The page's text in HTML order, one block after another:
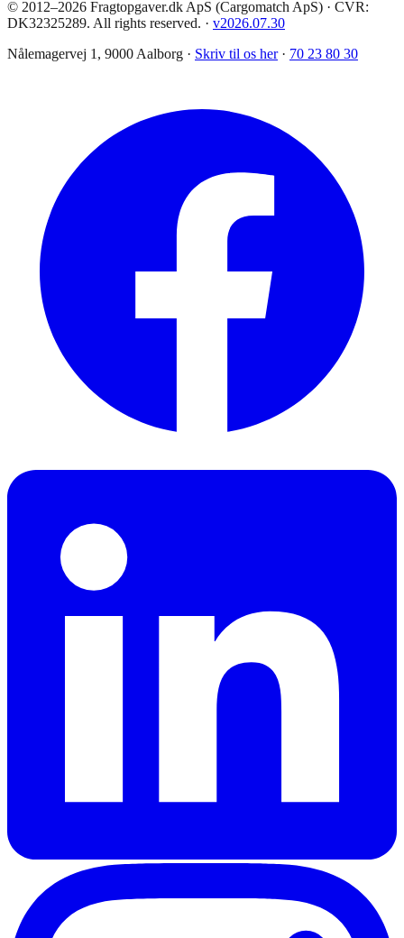
© 2012–2026 Fragtopgaver.dk ApS (Cargomatch ApS) · CVR:
DK32325289. All rights reserved. · v2026.07.30
Nålemagervej 1, 9000 Aalborg · Skriv til os her · 70 23 80 30